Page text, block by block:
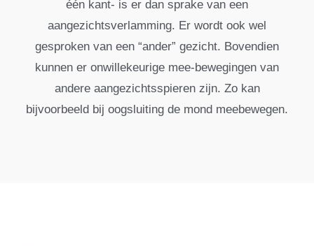
één kant- is er dan sprake van een
aangezichtsverlamming. Er wordt ook wel
gesproken van een “ander” gezicht. Bovendien
kunnen er onwillekeurige mee-bewegingen van
andere aangezichtsspieren zijn. Zo kan
bijvoorbeeld bij oogsluiting de mond meebewegen.